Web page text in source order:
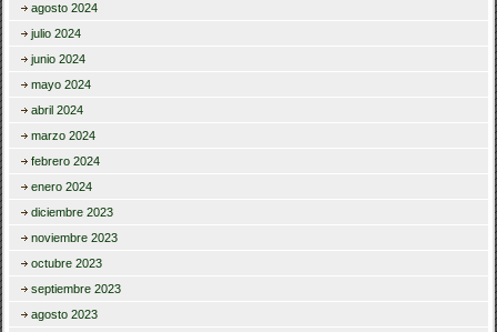
agosto 2024
julio 2024
junio 2024
mayo 2024
abril 2024
marzo 2024
febrero 2024
enero 2024
diciembre 2023
noviembre 2023
octubre 2023
septiembre 2023
agosto 2023